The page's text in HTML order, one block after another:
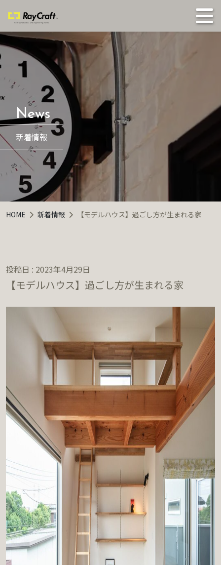
新着情報
HOME 新着情報 【モデルハウス】過ごし方が生まれる家
投稿日 : 2023年4月29日
【モデルハウス】過ごし方が生まれる家